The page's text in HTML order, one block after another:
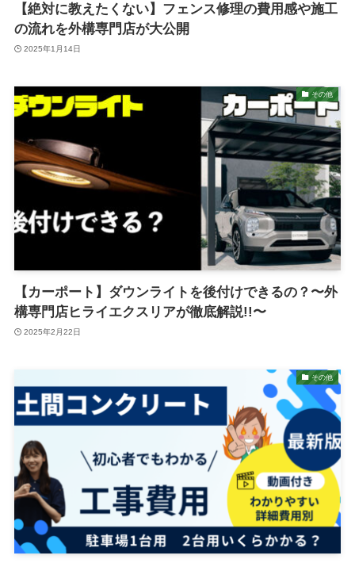
【絶対に教えたくない】フェンス修理の費用感や施工
の流れを外構専門店が大公開
2025年1月14日
その他
【カーポート】ダウンライトを後付けできるの？〜外
構専門店ヒライエクスリアが徹底解説!!〜
2025年2月22日
その他